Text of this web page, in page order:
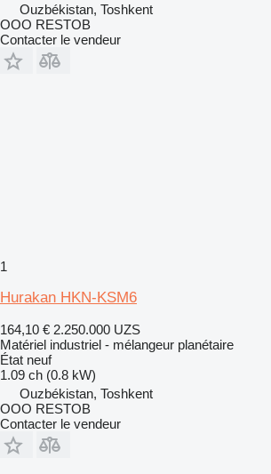
Ouzbékistan, Toshkent
OOO RESTOB
Contacter le vendeur
1
Hurakan HKN-KSM6
164,10 € 2.250.000 UZS
Matériel industriel - mélangeur planétaire
État neuf
1.09 ch (0.8 kW)
Ouzbékistan, Toshkent
OOO RESTOB
Contacter le vendeur